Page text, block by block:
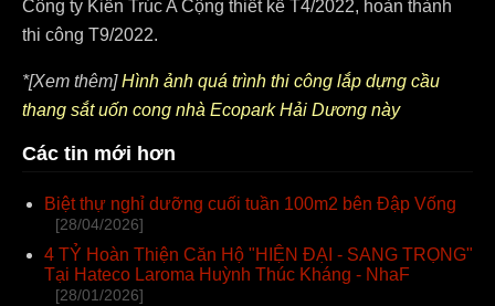
Công ty Kiến Trúc A Cộng thiết kế T4/2022, hoàn thành
thi công T9/2022.
*[Xem thêm]Hình ảnh quá trình thi công lắp dựng cầu
thang sắt uốn cong nhà Ecopark Hải Dương này
Các tin mới hơn
Biệt thự nghỉ dưỡng cuối tuần 100m2 bên Đập Vống
[28/04/2026]
4 TỶ Hoàn Thiện Căn Hộ "HIỆN ĐẠI - SANG TRỌNG"
Tại Hateco Laroma Huỳnh Thúc Kháng - NhaF
[28/01/2026]